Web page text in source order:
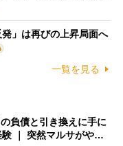
」は再びの上昇局面へ
一覧を見る
負債と引き換えに手に
験 ｜ 突然マルサがや…